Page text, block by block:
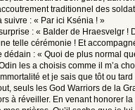
traditionnel des
suivre : « Par ici Ksénia ! »
: « Balder de Hraesvelgr !
telle cérémonie ! Et
dédain : « Quoi de plus normal
les a choisis comme il m’a
et je sais que tôt ou
seuls les God Warriors de la
à réveiller. En venant honorer